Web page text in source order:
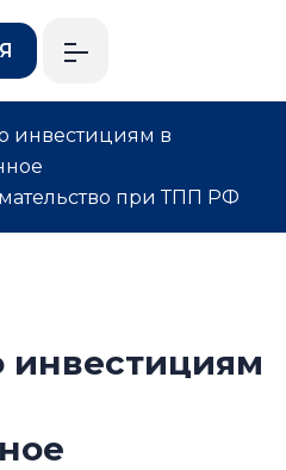
инвестициям в
при ТПП РФ
инвестициям
ное